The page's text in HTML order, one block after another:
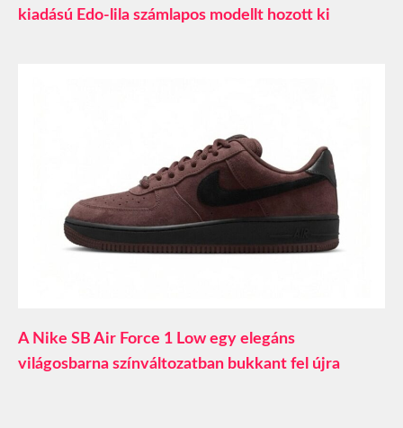
kiadású Edo-lila számlapos modellt hozott ki
A Nike SB Air Force 1 Low egy elegáns
világosbarna színváltozatban bukkant fel újra